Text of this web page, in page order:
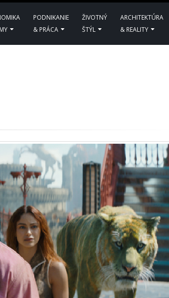
PODNIKANIE
& PRÁCA
ŽIVOTNÝ
ŠTÝL
ARCHITEKTÚRA
& REALITY